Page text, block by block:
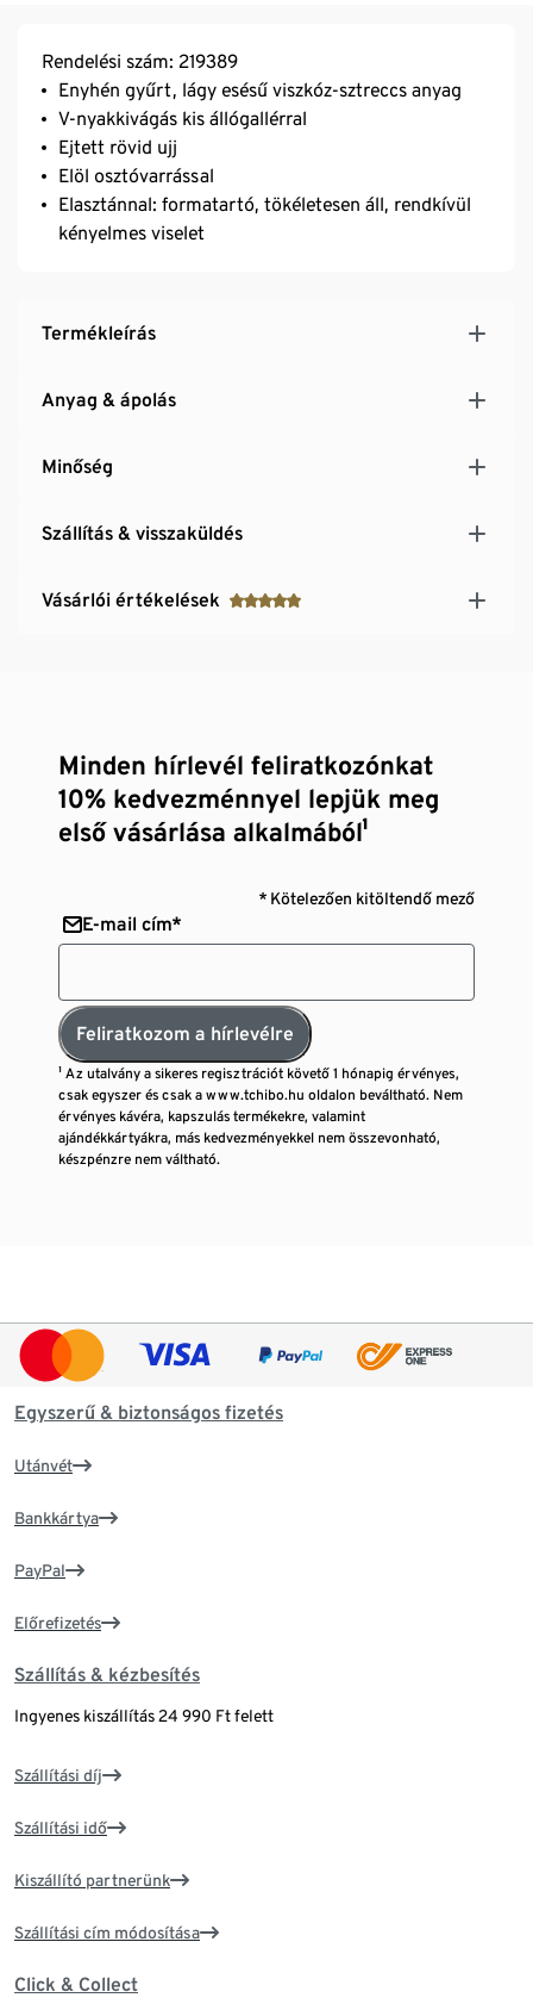
Rendelési szám: 219389
Enyhén gyűrt, lágy esésű viszkóz-sztreccs anyag
V-nyakkivágás kis állógallérral
Ejtett rövid ujj
Elöl osztóvarrással
Elasztánnal: formatartó, tökéletesen áll, rendkívül
kényelmes viselet
Termékleírás
Anyag & ápolás
Minőség
Szállítás & visszaküldés
Vásárlói értékelések
Minden hírlevél feliratkozónkat
10% kedvezménnyel lepjük meg
első vásárlása alkalmából¹
* Kötelezően kitöltendő mező
E-mail cím*
Feliratkozom a hírlevélre
¹ Az utalvány a sikeres regisztrációt követő 1 hónapig érvényes,
csak egyszer és csak a www.tchibo.hu oldalon beváltható. Nem
érvényes kávéra, kapszulás termékekre, valamint
ajándékkártyákra, más kedvezményekkel nem összevonható,
készpénzre nem váltható.
Egyszerű & biztonságos fizetés
Utánvét
Bankkártya
PayPal
Előrefizetés
Szállítás & kézbesítés
Ingyenes kiszállítás 24 990 Ft felett
Szállítási díj
Szállítási idő
Kiszállító partnerünk
Szállítási cím módosítása
Click & Collect